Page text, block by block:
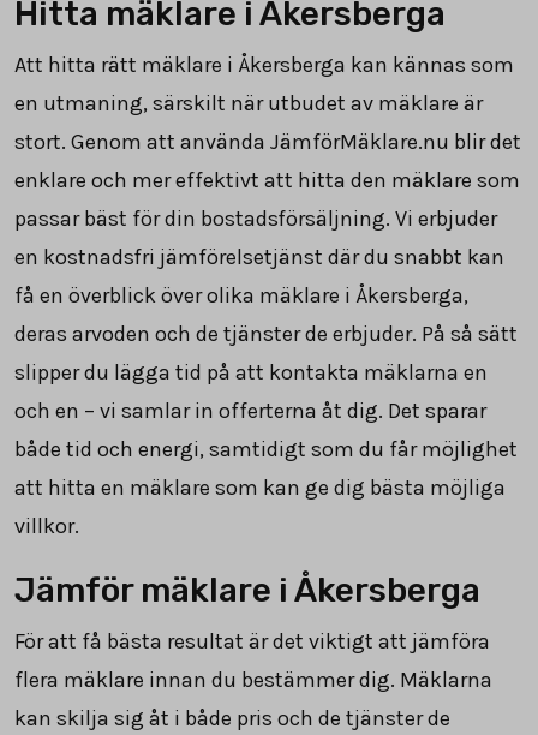
Hitta mäklare i Åkersberga
Att hitta rätt mäklare i Åkersberga kan kännas som
en utmaning, särskilt när utbudet av mäklare är
stort. Genom att använda JämförMäklare.nu blir det
enklare och mer effektivt att hitta den mäklare som
passar bäst för din bostadsförsäljning. Vi erbjuder
en kostnadsfri jämförelsetjänst där du snabbt kan
få en överblick över olika mäklare i Åkersberga,
deras arvoden och de tjänster de erbjuder. På så sätt
slipper du lägga tid på att kontakta mäklarna en
och en – vi samlar in offerterna åt dig. Det sparar
både tid och energi, samtidigt som du får möjlighet
att hitta en mäklare som kan ge dig bästa möjliga
villkor.
Jämför mäklare i Åkersberga
För att få bästa resultat är det viktigt att jämföra
flera mäklare innan du bestämmer dig. Mäklarna
kan skilja sig åt i både pris och de tjänster de